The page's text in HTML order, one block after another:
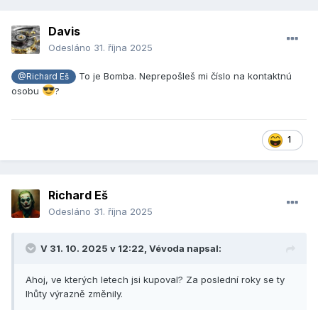
Davis
Odesláno 31. října 2025
@Richard Eš
To je Bomba. Neprepošleš mi číslo na kontaktnú
osobu
?
1
Richard Eš
Odesláno 31. října 2025
V 31. 10. 2025 v 12:22, Vévoda napsal:
Ahoj, ve kterých letech jsi kupoval? Za poslední roky se ty
lhůty výrazně změnily.